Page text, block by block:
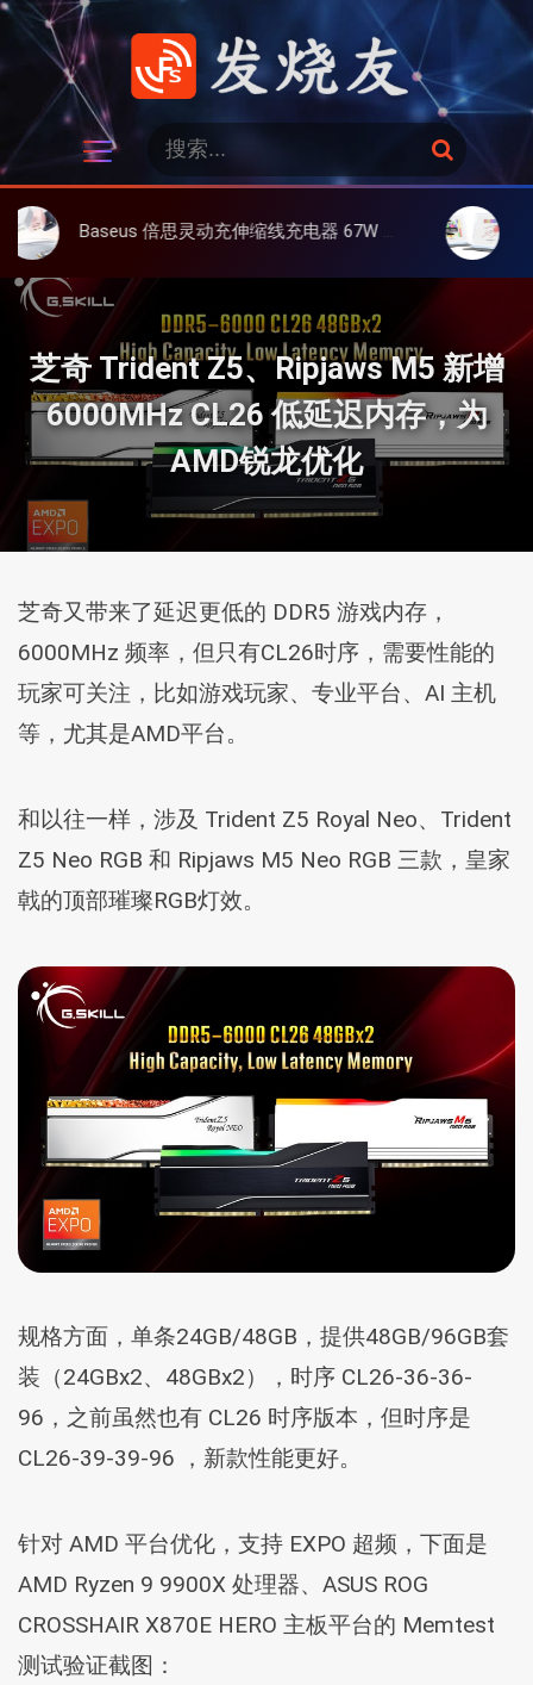
跳
发烧友
：
搜
索
Baseus 倍思灵动充伸缩线充电器 67W 3C，超耐用可伸缩线、氮化镓、3C多设备同时充 大上 Paperlike
芝奇 Trident Z5、Ripjaws M5 新增
6000MHz CL26 低延迟内存，为
AMD锐龙优化
芝奇又带来了延迟更低的 DDR5 游戏内存，
6000MHz 频率，但只有CL26时序，需要性能的
玩家可关注，比如游戏玩家、专业平台、AI 主机
等，尤其是AMD平台。
和以往一样，涉及 Trident Z5 Royal Neo、Trident
Z5 Neo RGB 和 Ripjaws M5 Neo RGB 三款，皇家
戟的顶部璀璨RGB灯效。
规格方面，单条24GB/48GB，提供48GB/96GB套
装（24GBx2、48GBx2），时序 CL26-36-36-
96，之前虽然也有 CL26 时序版本，但时序是
CL26-39-39-96 ，新款性能更好。
针对 AMD 平台优化，支持 EXPO 超频，下面是
AMD Ryzen 9 9900X 处理器、ASUS ROG
CROSSHAIR X870E HERO 主板平台的 Memtest
测试验证截图：